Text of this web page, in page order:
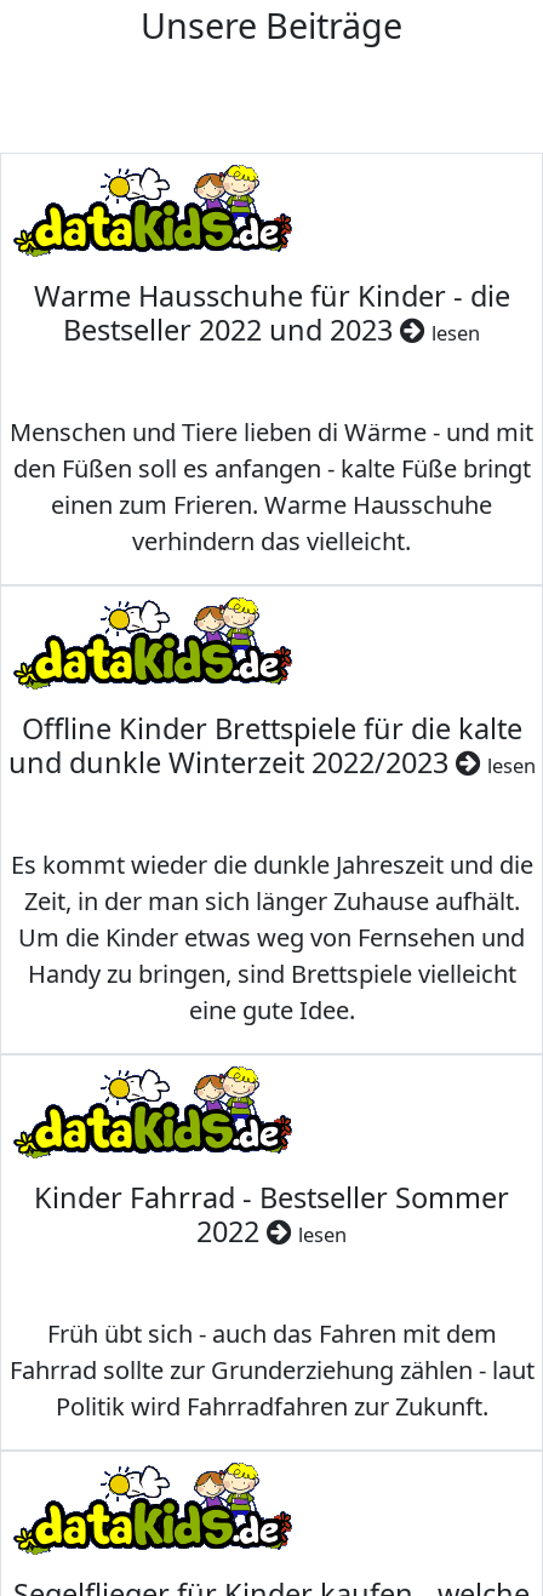
Unsere Beiträge
Warme Hausschuhe für Kinder - die
Bestseller 2022 und 2023
lesen
Menschen und Tiere lieben di Wärme - und mit
den Füßen soll es anfangen - kalte Füße bringt
einen zum Frieren. Warme Hausschuhe
verhindern das vielleicht.
Offline Kinder Brettspiele für die kalte
und dunkle Winterzeit 2022/2023
lesen
Es kommt wieder die dunkle Jahreszeit und die
Zeit, in der man sich länger Zuhause aufhält.
Um die Kinder etwas weg von Fernsehen und
Handy zu bringen, sind Brettspiele vielleicht
eine gute Idee.
Kinder Fahrrad - Bestseller Sommer
2022
lesen
Früh übt sich - auch das Fahren mit dem
Fahrrad sollte zur Grunderziehung zählen - laut
Politik wird Fahrradfahren zur Zukunft.